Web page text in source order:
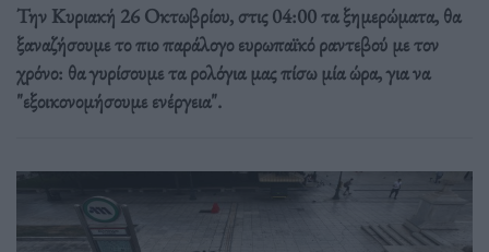
Την Κυριακή 26 Οκτωβρίου, στις 04:00 τα ξημερώματα, θα
ξαναζήσουμε το πιο παράλογο ευρωπαϊκό ραντεβού με τον
χρόνο: θα γυρίσουμε τα ρολόγια μας πίσω μία ώρα, για να
"εξοικονομήσουμε ενέργεια".